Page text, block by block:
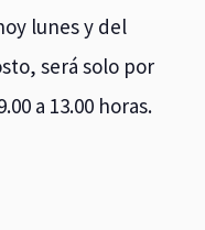
lunes y del
será solo por
a 13.00 horas.